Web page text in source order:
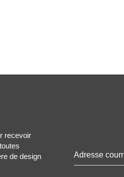
recevoir
de design